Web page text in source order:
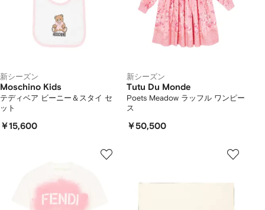
新シーズン
Moschino Kids
テディベア ビーニー＆スタイ セ
ット
￥15,600
新シーズン
Tutu Du Monde
Poets Meadow ラッフル ワンピー
ス
￥50,500